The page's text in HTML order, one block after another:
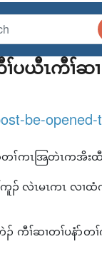
ပယီၤကီၢ်ဆၢ
be-
တၢ်ကၤအြတဲၤကအိး
လဲၤမၤကၤ လၢထံ
ကီၢ်ဆၢတၢ်ပနံာ်တ